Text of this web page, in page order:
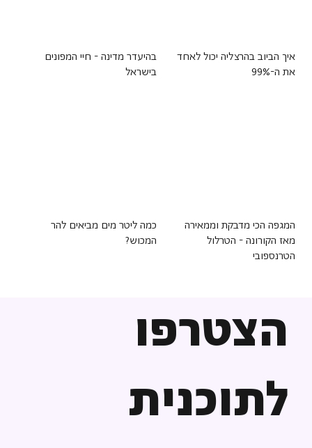
הצטרפו
לתוכנית
איך הביוב בהרצליה יכול לאחד
את ה-99%
בהיעדר מדינה - חיי המפונים
בישראל
המגפה הכי מדבקת וממאירה
מאז הקורונה - הטרלול
הטרנספובי
כמה ליטר מים מביאים להר
המכוש?